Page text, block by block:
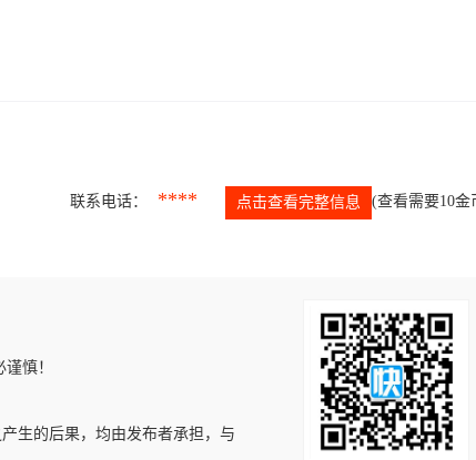
联系电话： **** 点击查看完整信息 (查看需要10金
慎！
生的后果，均由发布者承担，与